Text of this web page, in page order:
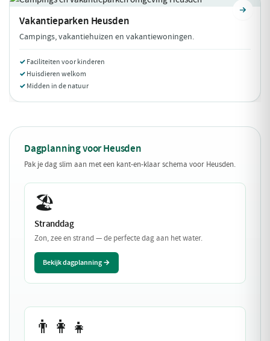
Vakantieparken Heusden
Campings, vakantiehuizen en vakantiewoningen.
Faciliteiten voor kinderen
Huisdieren welkom
Midden in de natuur
Dagplanning voor Heusden
Pak je dag slim aan met een kant-en-klaar schema voor Heusden.
🏖️
Stranddag
Zon, zee en strand — de perfecte dag aan het water.
Bekijk dagplanning →
👨‍👩‍👧